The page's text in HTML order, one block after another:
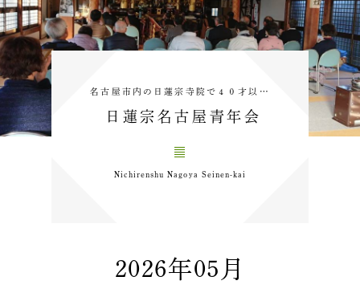
名古屋市内の日蓮宗寺院で４０才以…
日蓮宗名古屋青年会
Nichirenshu Nagoya Seinen-kai
2026年05月